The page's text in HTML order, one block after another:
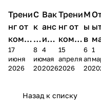
Трени
нг от
комп
ании
Мело
17
июня
2026
С
к
и
д
к
2
8
июня
2026
Вак
анс
ия в
Чеб
окс
4
мая
2026
Трени
нг от
комп
ании
Мело
15
апреля
2026
М
ы
в
М
А
6
2026
в
1
Назад к списку